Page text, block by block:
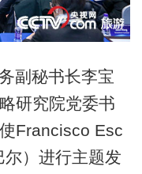
副秘书长李宝
研究院党委书
Francisco Esc
尔）进行主题发